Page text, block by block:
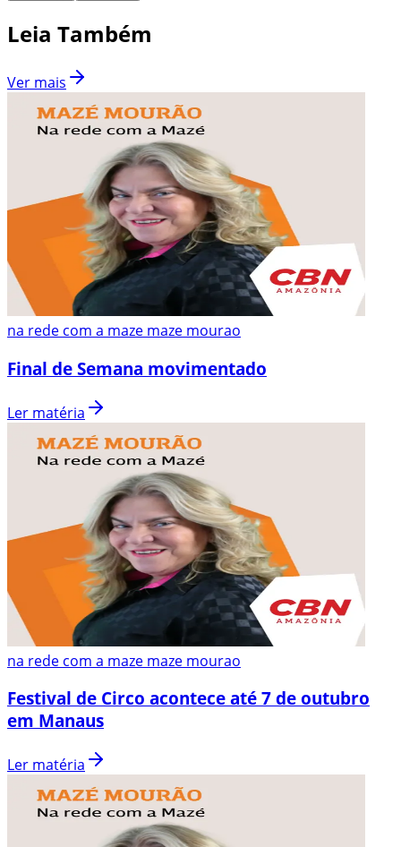
Leia Também
Ver mais
na rede com a maze maze mourao
Final de Semana movimentado
Ler matéria
na rede com a maze maze mourao
Festival de Circo acontece até 7 de outubro
em Manaus
Ler matéria